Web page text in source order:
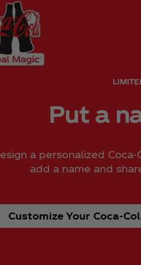
Put a
a personalized
add a name and
Customize Your